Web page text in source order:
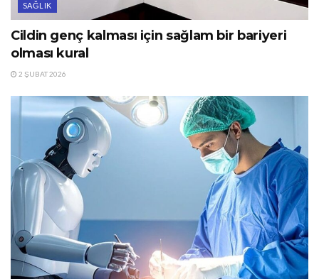
SAĞLIK
Cildin genç kalması için sağlam bir bariyeri
olması kural
2 ŞUBAT 2026